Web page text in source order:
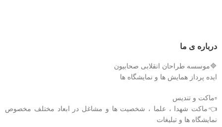
درباره ی ما
🔷موسسه طراحان انقلابی صحابیون
ایده پرداز همایش ها و نمایشگاه ها
▫️ماکت و تندیس
👈ماکت شهدا ، علما ، شخصیت ها و مشاغل در ابعاد مختلف مخصوص
نمایشگاه ها و تبلیغات